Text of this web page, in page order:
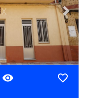
Next slide